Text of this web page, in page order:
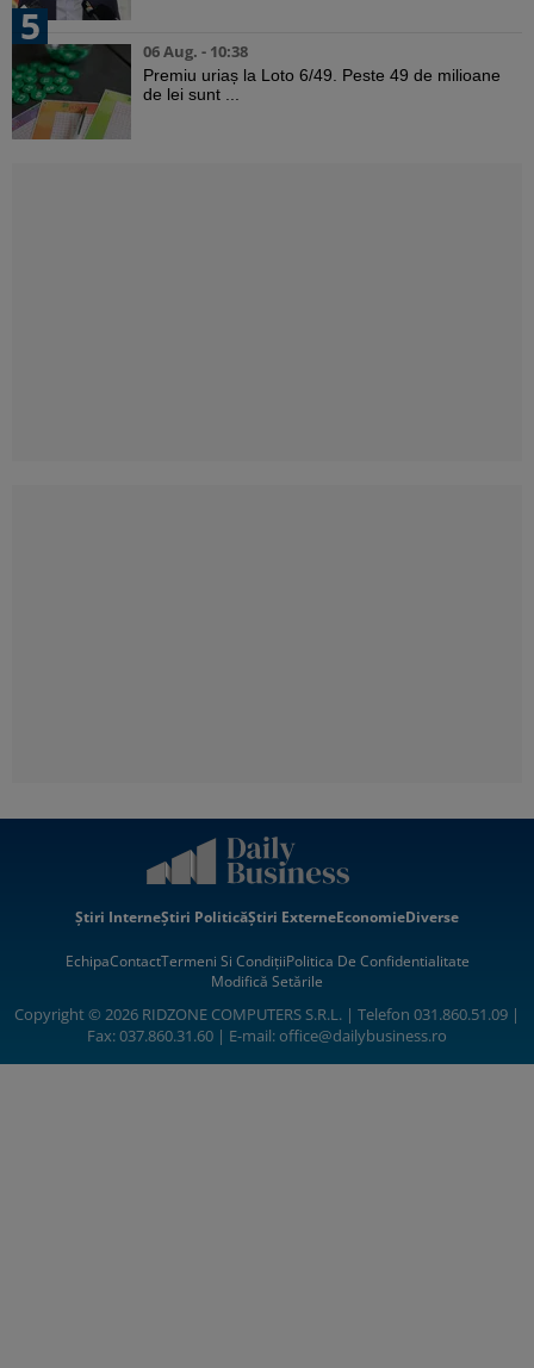
5
06 Aug. - 10:38
Premiu uriaș la Loto 6/49. Peste 49 de milioane
de lei sunt ...
Știri InterneȘtiri PoliticăȘtiri ExterneEconomieDiverse
EchipaContactTermeni Si CondițiiPolitica De Confidentialitate
Modifică Setările
Copyright © 2026 RIDZONE COMPUTERS S.R.L. | Telefon 031.860.51.09 |
Fax: 037.860.31.60 | E-mail:office@dailybusiness.ro